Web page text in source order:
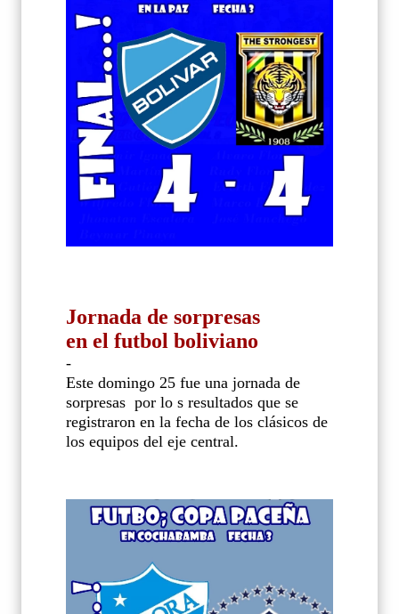
Jornada de sorpresas
en el futbol boliviano
-
Este domingo 25 fue una jornada de
sorpresas por lo s resultados que se
registraron en la fecha de los clásicos de
los equipos del eje central.